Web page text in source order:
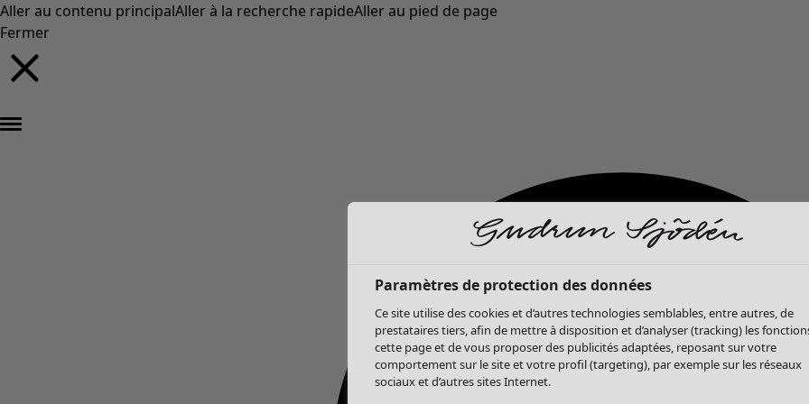
Aller au contenu principalAller à la recherche rapideAller au pied de page
Fermer
Paramètres de protection des données
Ce site utilise des cookies et d’autres technologies semblables, entre autres, de
prestataires tiers, afin de mettre à disposition et d’analyser (tracking) les
cette page et de vous proposer des publicités adaptées, reposant sur votre
comportement sur le site et votre profil (targeting), par exemple sur les réseaux
sociaux et d’autres sites Internet.